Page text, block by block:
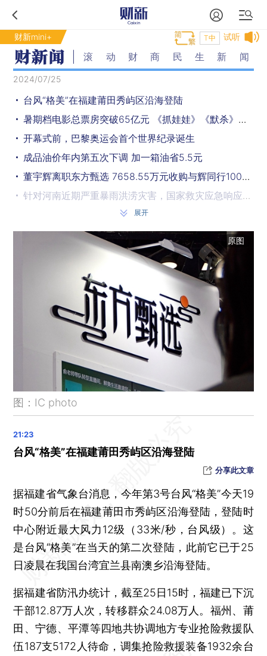
财新mini+ 试听
T中
滚动财商民生新闻
2024/07/25
台风“格美”在福建莆田秀屿区沿海登陆
暑期档电影总票房突破65亿元 《抓娃娃》《默杀》前二
开幕式前，巴黎奥运会首个世界纪录诞生
成品油价年内第五次下调 加一箱油省5.5元
董宇辉离职东方甄选 7658.55万元收购与辉同行100%股权
针对河南近期严重暴雨洪涝灾害，国家救灾应急响应提至三级
水利部针对辽宁、吉林两省启动洪水防御Ⅳ级应急响应
四川彭州一生猪合作社中毒窒息事故致7死 调查报告：存在盲目施救
四川黑水县1名干部在抢险救援时因突发山洪失联
即日起，北京警方严查城市道路骑行竞速
北京地铁：昌平线恢复全线正常运营
人身险继续降成本 预定利率或调降至2.5%
金监总局提示新型电诈风险 警惕“共享屏幕”“AI换脸拟声”
华谊兄弟3.5亿元转让东阳美拉股权 抵销阿里影业借款
特斯拉二季度净利润同比下跌45% 将在10月10日发布Robotaxi
专访“日元先生”榊原英资：日元汇率可能会升至130
展开
原图
图：IC photo
台风“格美”在福建莆田秀屿区沿海登陆
分享此文章
据福建省气象台消息，今年第3号台风“格美”今天19
时50分前后在福建莆田市秀屿区沿海登陆，登陆时
中心附近最大风力12级（33米/秒，台风级）。这
是台风“格美”在当天的第二次登陆，此前它已于25
日凌晨在我国台湾宜兰县南澳乡沿海登陆。
据福建省防汛办统计，截至25日15时，福建已下沉
干部12.87万人次，转移群众24.08万人。福州、莆
田、宁德、平潭等四地共协调地方专业抢险救援队
伍187支5172人待命，调集抢险救援装备1932余台